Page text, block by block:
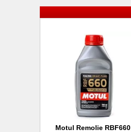
Motul Remolie RBF660